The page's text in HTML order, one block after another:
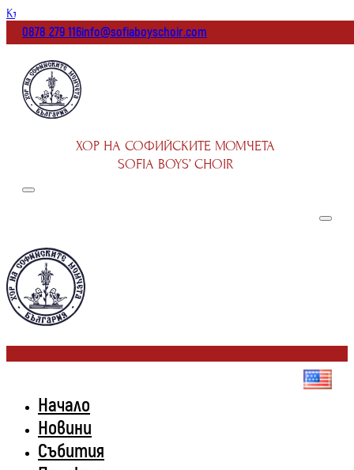
Към основното съдържание
0878 279 116info@sofiaboyschoir.com
ХОР НА СОФИЙСКИТЕ МОМЧЕТА
SOFIA BOYS’ CHOIR
Начало
Новини
Събития